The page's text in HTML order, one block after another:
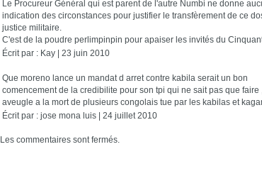
Le Procureur Général qui est parent de l'autre Numbi ne donne
indication des circonstances pour justifier le transfèrement de ce
justice militaire.
C'est de la poudre perlimpinpin pour apaiser les invités du
Écrit par : Kay | 23 juin 2010
Que moreno lance un mandat d arret contre kabila serait un bon
comencement de la credibilite pour son tpi qui ne sait pas que faire
aveugle a la mort de plusieurs congolais tue par les kabilas et
Écrit par : jose mona luis | 24 juillet 2010
Les commentaires sont fermés.